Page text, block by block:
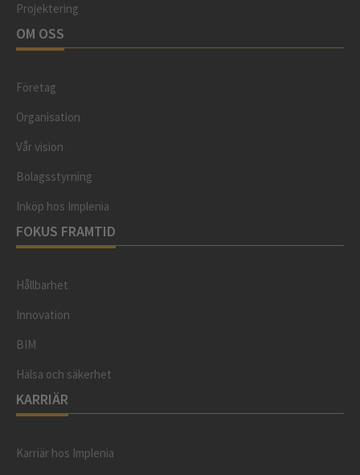
Projektering
OM OSS
Företag
Organisation
Vår vision
Bolagsstyrning
Inköp hos Implenia
FOKUS FRAMTID
Hållbarhet
Innovation
BIM
Hälsa och säkerhet
KARRIÄR
Karriär hos Implenia